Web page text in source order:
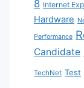
8 Internet
Hardware
Performance
Candidate
TechNet Test